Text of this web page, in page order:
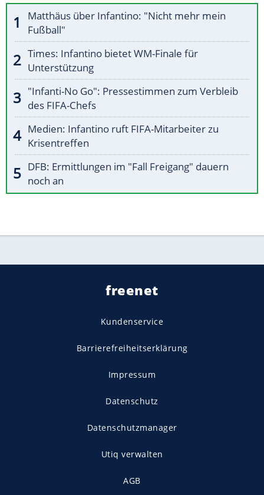
Matthäus über Infantino: "Nicht mehr mein
Fußball"
Times: Infantino bietet WM-Finale für
Unterstützung
"Infanti-No Go": Pressestimmen zum Verbleib
des FIFA-Chefs
Medien: Infantino ruft FIFA-Mitarbeiter zu
Krisentreffen
DFB: Ermittlungen im "Fall Freigang" dauern
noch an
freenet
Kundenservice
Barrierefreiheitserklärung
Impressum
Datenschutz
Datenschutzmanager
Utiq verwalten
AGB